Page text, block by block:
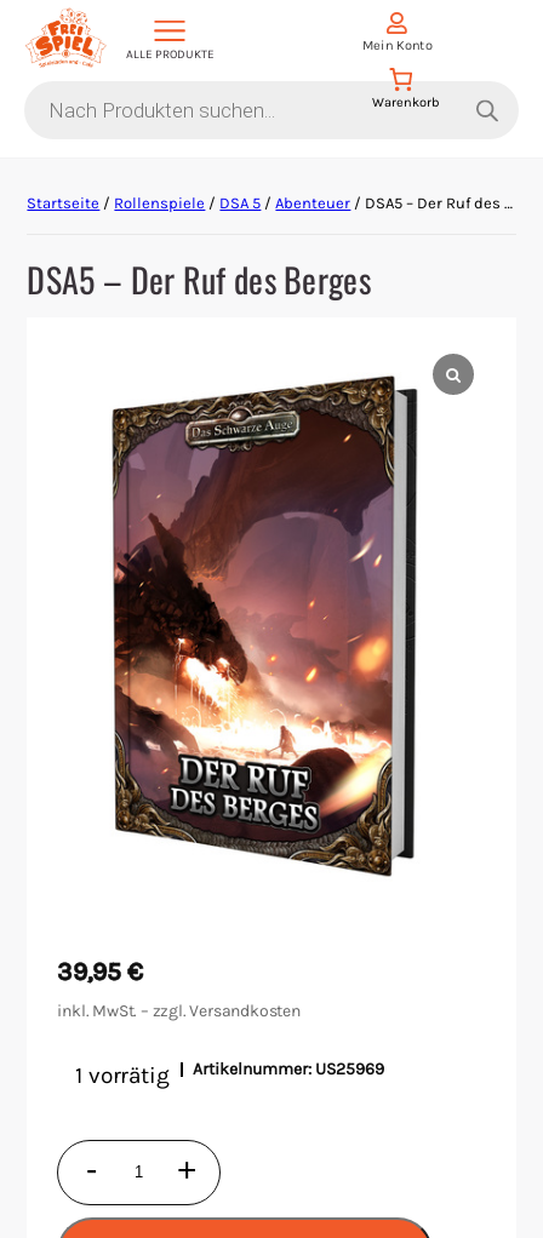
ALLE PRODUKTE
search
Mein Konto
Krimi-Dinner
Living Card Games
Malen/Modellbau
Rollenspiele
Sammelkartenspiele
Spielzubehör
Startseite / Rollenspiele / DSA 5 /Abenteuer / DSA5 – Der Ruf des Berges
DSA5 – Der Ruf des Berges
39,95€
inkl. MwSt. – zzgl.Versandkosten
1 vorrätig Artikelnummer: US25969
- +